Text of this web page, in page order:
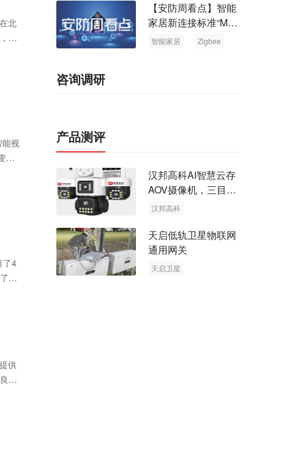
北
同
能视
成
了4
深
供
好
【安防周看点】智能
家居新连接标准“Matt
er” Zigbee联盟更名
智能家居 Zigbee
咨询调研
产品测评
汉邦高科AI智慧云存
AOV摄像机，三目太
阳能多摄球机
汉邦高科
太阳能多摄球机
天启低轨卫星物联网
通用网关
天启卫星